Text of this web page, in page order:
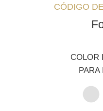
CÓDIGO
COLOR
PARA